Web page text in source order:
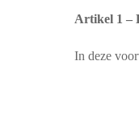
Artikel 1 –
In deze